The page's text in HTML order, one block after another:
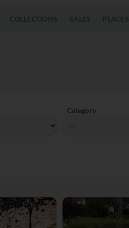
COLLECTIONS SALES PLACES
Category